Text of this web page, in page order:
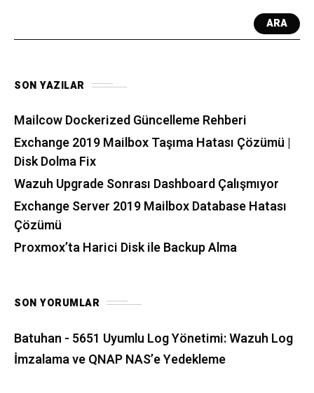
ARA
SON YAZILAR
Mailcow Dockerized Güncelleme Rehberi
Exchange 2019 Mailbox Taşıma Hatası Çözümü |
Disk Dolma Fix
Wazuh Upgrade Sonrası Dashboard Çalışmıyor
Exchange Server 2019 Mailbox Database Hatası
Çözümü
Proxmox’ta Harici Disk ile Backup Alma
SON YORUMLAR
Batuhan - 5651 Uyumlu Log Yönetimi: Wazuh Log
İmzalama ve QNAP NAS’e Yedekleme